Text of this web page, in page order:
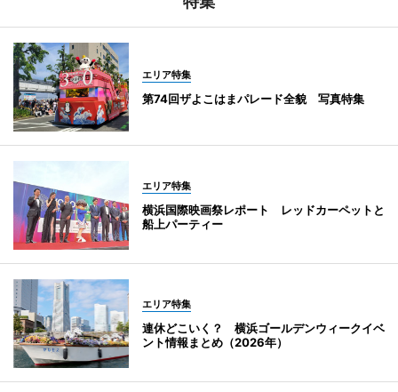
エリア特集
第74回ザよこはまパレード全貌 写真特集
エリア特集
横浜国際映画祭レポート レッドカーペットと
船上パーティー
エリア特集
連休どこいく？ 横浜ゴールデンウィークイベ
ント情報まとめ（2026年）